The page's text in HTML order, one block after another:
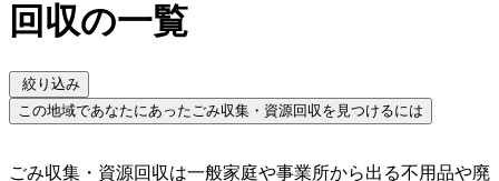
回収の一覧
絞り込み
この地域であなたにあったごみ収集・資源回収を見つけるには
ごみ収集・資源回収は一般家庭や事業所から出る不用品や廃